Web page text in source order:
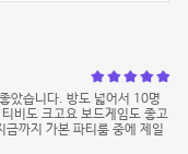
았습니다. 방도 넓어서 10명
비도 크고요 보드게임도 좋고
까지 가본 파티룸 중에 제일